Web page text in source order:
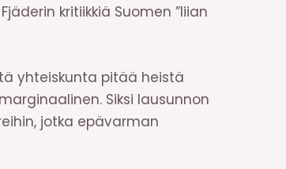
kritiikkiä Suomen ”liian
yhteiskunta pitää heistä
Siksi lausunnon
jotka epävarman